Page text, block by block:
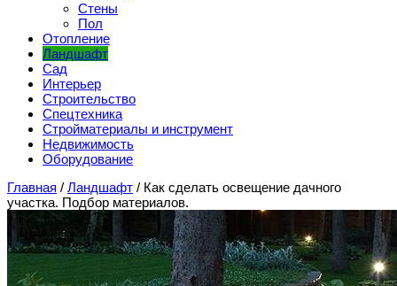
Стены
Пол
Отопление
Ландшафт
Сад
Интерьер
Строительство
Спецтехника
Стройматериалы и инструмент
Недвижимость
Оборудование
Главная / Ландшафт / Как сделать освещение дачного
участка. Подбор материалов.